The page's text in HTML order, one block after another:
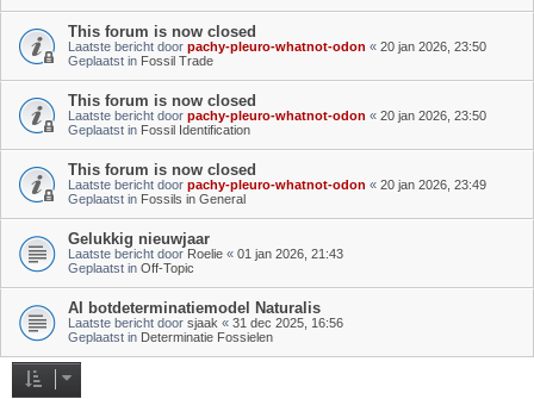
This forum is now closed
Laatste bericht door pachy-pleuro-whatnot-odon « 20 jan 2026, 23:50
Geplaatst in Fossil Trade
This forum is now closed
Laatste bericht door pachy-pleuro-whatnot-odon « 20 jan 2026, 23:50
Geplaatst in Fossil Identification
This forum is now closed
Laatste bericht door pachy-pleuro-whatnot-odon « 20 jan 2026, 23:49
Geplaatst in Fossils in General
Gelukkig nieuwjaar
Laatste bericht door Roelie « 01 jan 2026, 21:43
Geplaatst in Off-Topic
AI botdeterminatiemodel Naturalis
Laatste bericht door sjaak « 31 dec 2025, 16:56
Geplaatst in Determinatie Fossielen